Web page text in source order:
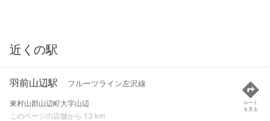
近くの駅
羽前山辺駅 フルーツライン左沢線
東村山郡山辺町大字山辺
このページの店舗から 1.2 km
ルート
を見る